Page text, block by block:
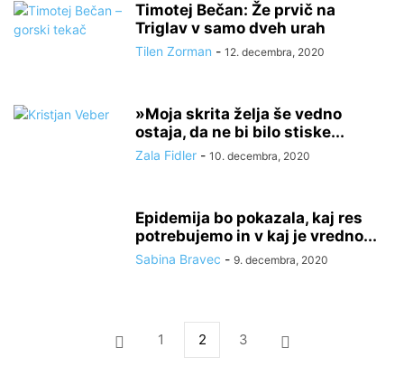
Timotej Bečan: Že prvič na
Triglav v samo dveh urah
Tilen Zorman - 12. decembra, 2020
»Moja skrita želja še vedno
ostaja, da ne bi bilo stiske...
Zala Fidler - 10. decembra, 2020
Epidemija bo pokazala, kaj res
potrebujemo in v kaj je vredno...
Sabina Bravec - 9. decembra, 2020
1 2 3